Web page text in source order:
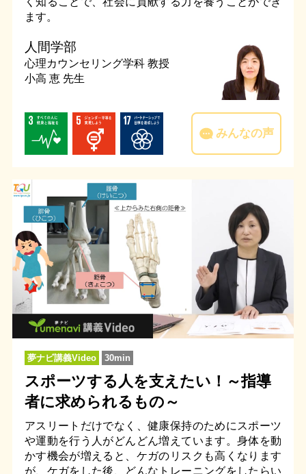
ます。
人間学部
心理カウンセリング学科 教授
小高 恵 先生
みんなの声
夢ナビ講義Video 30min
スポーツする人を支えたい！～指導
者に求められるもの～
アスリートだけでなく、健康保持のためにスポーツ
や運動を行う人がどんどん増えています。身体を動
かす機会が増えると、ケガのリスクも高くなります
が、ケガをした後、どんなトレーニングをしたらい